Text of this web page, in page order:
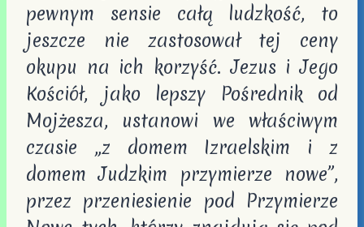
pewnym sensie całą ludzkość, to
jeszcze nie zastosował tej ceny
okupu na ich korzyść. Jezus i Jego
Kościół, jako lepszy Pośrednik od
Mojżesza, ustanowi we właściwym
czasie „z domem Izraelskim i z
domem Judzkim przymierze nowe”,
przez przeniesienie pod Przymierze